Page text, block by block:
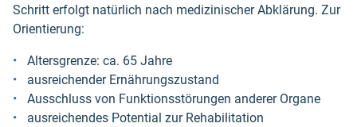
Schritt erfolgt natürlich nach medizinischer Abklärung. Zur
Orientierung:
Altersgrenze: ca. 65 Jahre
ausreichender Ernährungszustand
Ausschluss von Funktionsstörungen anderer Organe
ausreichendes Potential zur Rehabilitation